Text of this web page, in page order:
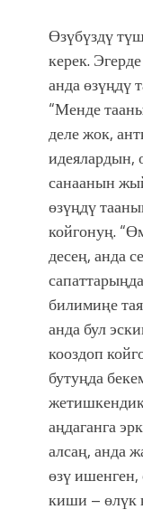
Өзүбүздү
керек.
анда өзүңдү
“Менде
деле жок,
идеялардын,
санаанын
өзүңдү
койгонуң.
десең, анда
билимиңе
анда бул
кооздоп
бутуңда
аңдаганга
алсаң, анда
өзү ишенген,
киши – өлүк